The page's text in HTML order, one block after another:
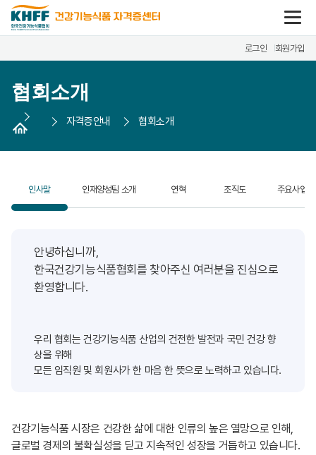
콘텐츠 바로가기
로그인 회원가입
협회소개
자격증안내 협회소개
인사말 인재양성팀 소개 연혁 조직도 주요사업
안녕하십니까,
한국건강기능식품협회를 찾아주신 여러분을 진심으로
환영합니다.
우리 협회는 건강기능식품 산업의 건전한 발전과 국민 건강 향
상을 위해
모든 임직원 및 회원사가 한 마음 한 뜻으로 노력하고 있습니다.
건강기능식품 시장은 건강한 삶에 대한 인류의 높은 열망으로 인해,
글로벌 경제의 불확실성을 딛고 지속적인 성장을 거듭하고 있습니다.